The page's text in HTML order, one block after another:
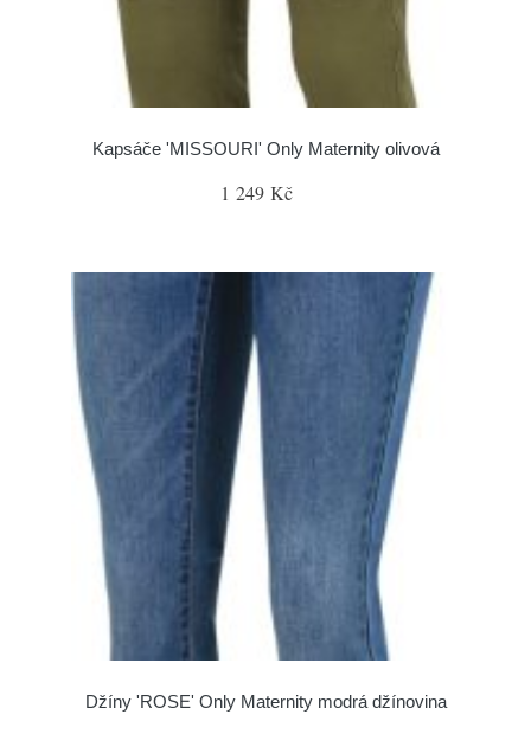
Kapsáče 'MISSOURI' Only Maternity olivová
1 249 Kč
Džíny 'ROSE' Only Maternity modrá džínovina